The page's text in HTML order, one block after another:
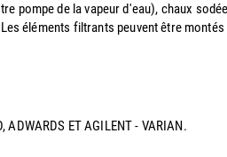
pompe de la vapeur d'eau), chaux
éléments filtrants peuvent être
ET AGILENT - VARIAN.